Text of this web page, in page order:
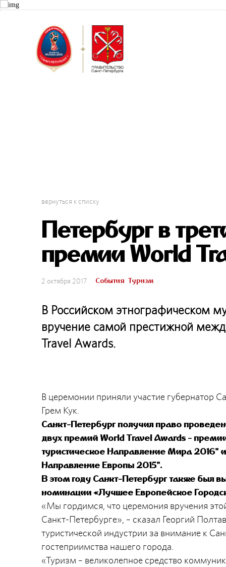
вернуться к списку
Петербург в
премии World
2 октября 2017 События Туризм
В Российском этнографическом
вручение самой престижной
Travel Awards.
В церемонии приняли участие губернатор
Грем Кук.
Санкт-Петербург получил право
двух премий World Travel Awards -
туристическое Направление Мира 2016"
Направление Европы 2015".
В этом году Санкт-Петербург также был
номинации «Лучшее Европейское
«Мы гордимся, что церемония вручения
Санкт-Петербурге», – сказал Георгий
туристической индустрии за внимание к
гостеприимства нашего города.
«Туризм – великолепное средство